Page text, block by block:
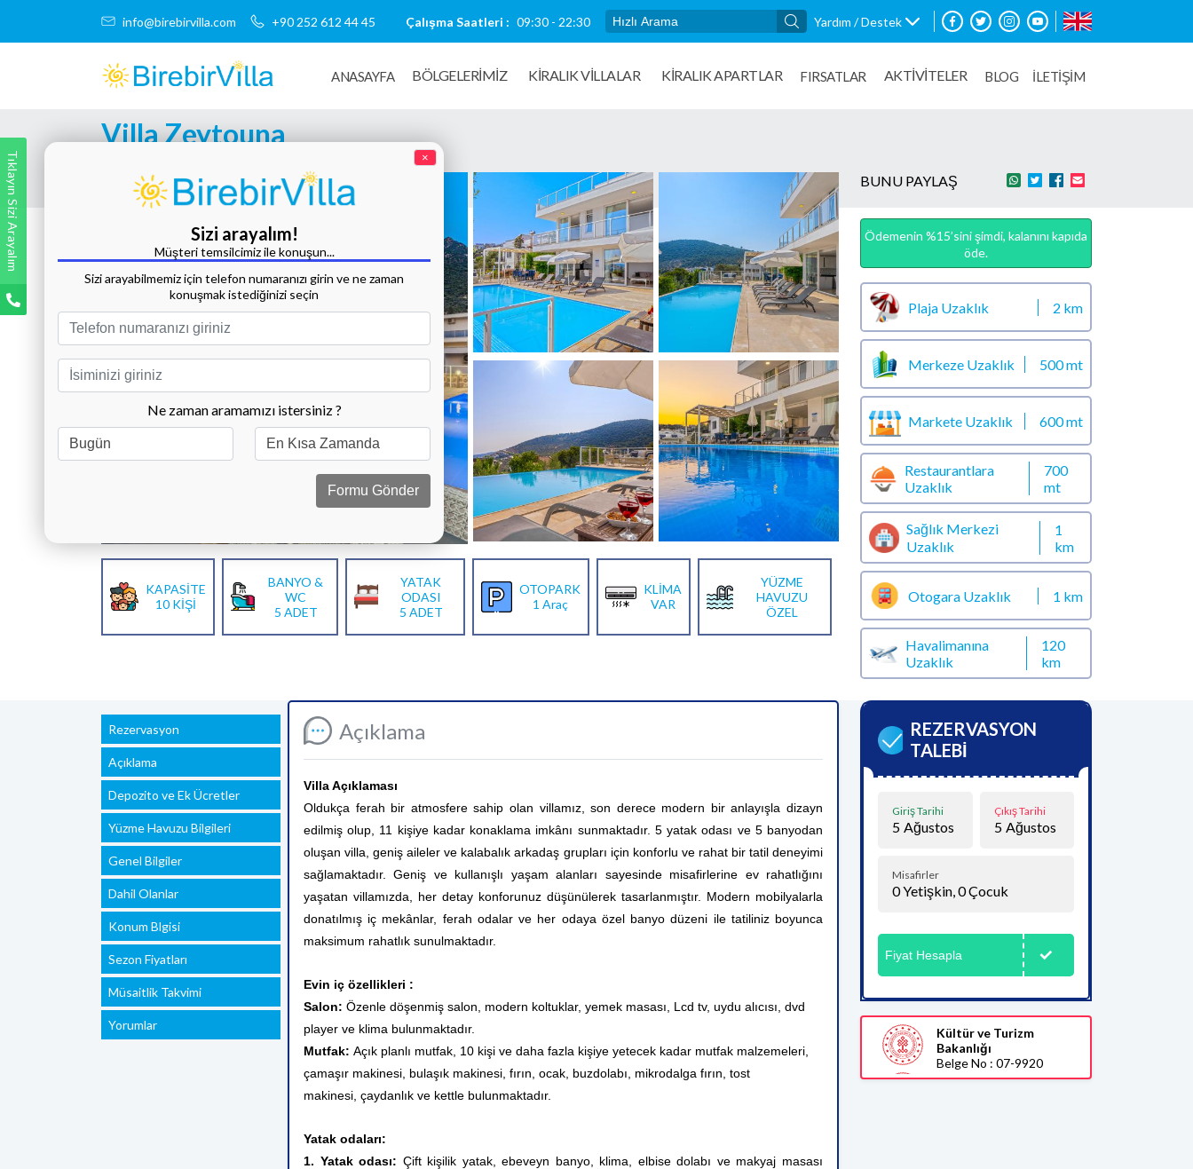
info@birebirvilla.com +90 252 612 44 45 Çalışma Saatleri : 09:30 - 22:30 Yardım / Destek
ANASAYFA BÖLGELERİMİZ KIRALIK VILLALAR KİRALIK APARTLAR FIRSATLAR AKTİVİTELER BLOG İLETİŞİM
Villa Zeytouna
Tüm Fotoğrafları Göster
KAPASİTE
10 KİŞİ
BANYO &
WC
5 ADET
YATAK
ODASI
5 ADET
OTOPARK
1 Araç
KLİMA
VAR
YÜZME
HAVUZU
ÖZEL
BUNU PAYLAŞ
Ödemenin %15’sini şimdi, kalanını kapıda
öde.
Plaja Uzaklık 2 km
Merkeze Uzaklık 500 mt
Markete Uzaklık 600 mt
Restaurantlara
Uzaklık
700
mt
Sağlık Merkezi
Uzaklık
1
km
Otogara Uzaklık 1 km
Havalimanına
Uzaklık
120
km
Rezervasyon
Açıklama
Depozito ve Ek Ücretler
Yüzme Havuzu Bilgileri
Genel Bilgiler
Dahil Olanlar
Konum Blgisi
Sezon Fiyatları
Müsaitlik Takvimi
Yorumlar
Açıklama
Villa Açıklaması
Oldukça ferah bir atmosfere sahip olan villamız, son derece modern bir anlayışla dizayn
edilmiş olup, 11 kişiye kadar konaklama imkânı sunmaktadır. 5 yatak odası ve 5 banyodan
oluşan villa, geniş aileler ve kalabalık arkadaş grupları için konforlu ve rahat bir tatil deneyimi
sağlamaktadır. Geniş ve kullanışlı yaşam alanları sayesinde misafirlerine ev rahatlığını
yaşatan villamızda, her detay konforunuz düşünülerek tasarlanmıştır. Modern mobilyalarla
donatılmış iç mekânlar, ferah odalar ve her odaya özel banyo düzeni ile tatiliniz boyunca
maksimum rahatlık sunulmaktadır.
Evin iç özellikleri :
Salon: Özenle döşenmiş salon, modern koltuklar, yemek masası, Lcd tv, uydu alıcısı, dvd
player ve klima bulunmaktadır.
Mutfak: Açık planlı mutfak, 10 kişi ve daha fazla kişiye yetecek kadar mutfak malzemeleri,
çamaşır makinesi, bulaşık makinesi, fırın, ocak, buzdolabı, mikrodalga fırın, tost
makinesi, çaydanlık ve kettle bulunmaktadır.
Yatak odaları:
1. Yatak odası: Çift kişilik yatak, ebeveyn banyo, klima, elbise dolabı ve makyaj masası
REZERVASYON
TALEBİ
Giriş Tarihi
5 Ağustos
Çıkış Tarihi
5 Ağustos
Misafirler
0Yetişkin,0Çocuk
Fiyat Hesapla
Kültür ve Turizm
Bakanlığı
Belge No : 07-9920
Tıklayın Sizi Arayalım ×
Sizi arayalım!
Müşteri temsilcimiz ile konuşun...
Sizi arayabilmemiz için telefon numaranızı girin ve ne zaman
konuşmak istediğinizi seçin
Ne zaman aramamızı istersiniz ?
Formu Gönder